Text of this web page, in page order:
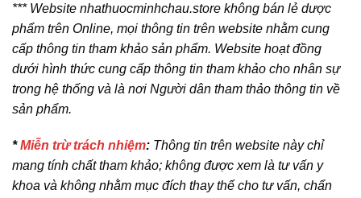
*** Website nhathuocminhchau.store không bán lẻ dược
phẩm trên Online, mọi thông tin trên website nhằm cung
cấp thông tin tham khảo sản phẩm. Website hoạt đồng
dưới hình thức cung cấp thông tin tham khảo cho nhân sự
trong hệ thống và là nơi Người dân tham thảo thông tin về
sản phẩm.
*Miễn trừ trách nhiệm: Thông tin trên website này chỉ
mang tính chất tham khảo; không được xem là tư vấn y
khoa và không nhằm mục đích thay thế cho tư vấn, chẩn